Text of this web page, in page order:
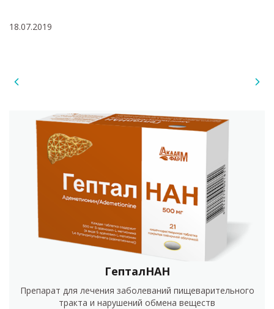
ГепталНАН
Препарат для лечения заболеваний пищеварительного
тракта и нарушений обмена веществ
18.07.2019